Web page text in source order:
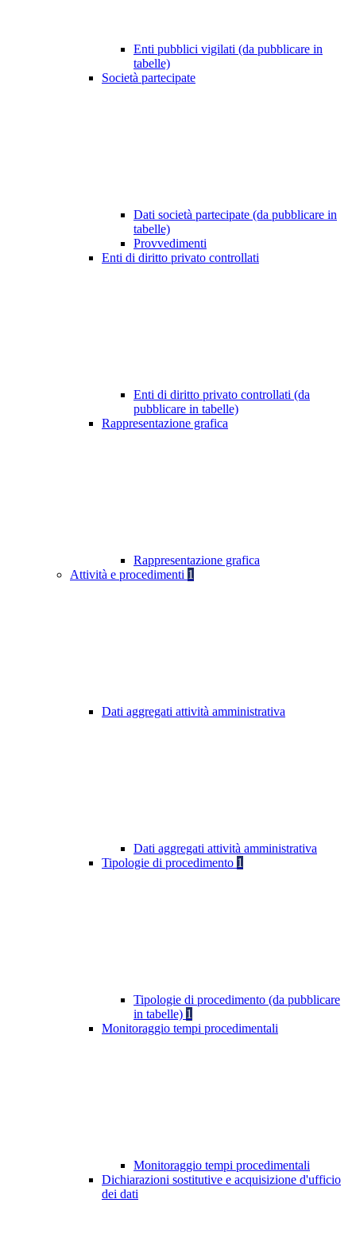
Enti pubblici vigilati (da pubblicare in
tabelle)
Società partecipate
Dati società partecipate (da pubblicare in
tabelle)
Provvedimenti
Enti di diritto privato controllati
Enti di diritto privato controllati (da
pubblicare in tabelle)
Rappresentazione grafica
Rappresentazione grafica
Attività e procedimenti 1
Dati aggregati attività amministrativa
Dati aggregati attività amministrativa
Tipologie di procedimento 1
Tipologie di procedimento (da pubblicare
in tabelle) 1
Monitoraggio tempi procedimentali
Monitoraggio tempi procedimentali
Dichiarazioni sostitutive e acquisizione d'ufficio
dei dati